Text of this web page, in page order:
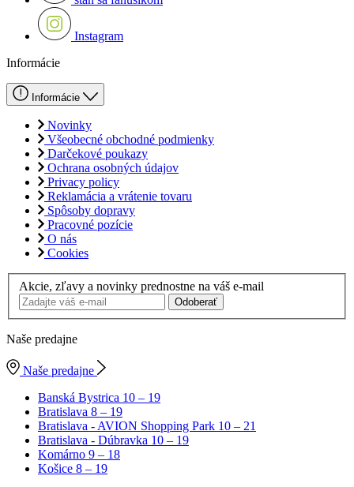
Instagram
Informácie
Informácie
Novinky
Všeobecné obchodné podmienky
Darčekové poukazy
Ochrana osobných údajov
Privacy policy
Reklamácia a vrátenie tovaru
Spôsoby dopravy
Pracovné pozície
O nás
Cookies
Akcie, zľavy a novinky prednostne na váš e-mail
Odoberať
Naše predajne
Naše predajne
Banská Bystrica 10 – 19
Bratislava 8 – 19
Bratislava - AVION Shopping Park 10 – 21
Bratislava - Dúbravka 10 – 19
Komárno 9 – 18
Košice 8 – 19